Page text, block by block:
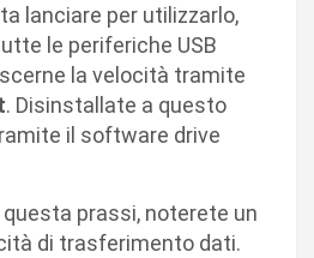
lanciare per utilizzarlo,
le periferiche USB
la velocità tramite
. Disinstallate a questo
il software drive
prassi, noterete un
di trasferimento dati.